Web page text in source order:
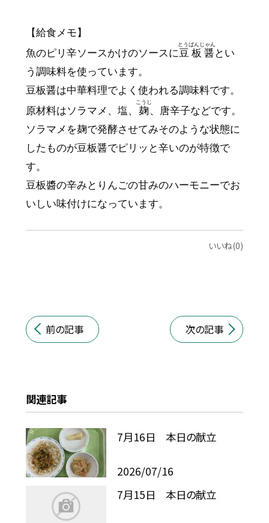
【給食メモ】
魚のピリ辛ソースかけのソースに豆板醤
とうばんじゃん
とい
う調味料を使っています。
豆板醤は中華料理でよく使われる調味料です。
原材料はソラマメ、塩、 麹
こうじ
、唐辛子などです。
ソラマメを麹で発酵させてみそのような状態に
したものが豆板醤でピリッと辛いのが特徴で
す。
豆板醬の辛みとりんごの甘みのハーモニーでお
いしい味付けになっています。
いいね(0)
前の記事 次の記事
関連記事
7月16日 本日の献立
2026/07/16
7月15日 本日の献立